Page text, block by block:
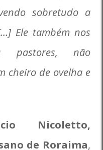
sobretudo a
Ele também nos
pastores, não
cheiro de ovelha e
Nicoletto,
de Roraima,